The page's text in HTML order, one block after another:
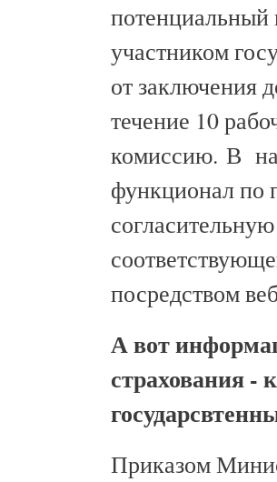
участником
от заключения
течение 10
комиссию. В
функционал по
посредством
А вот
страхования -
Приказом